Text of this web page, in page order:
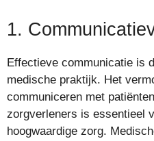
1.
Effectieve communicatie is
medische praktijk. Het
communiceren met
zorgverleners is essentieel
hoogwaardige zorg.